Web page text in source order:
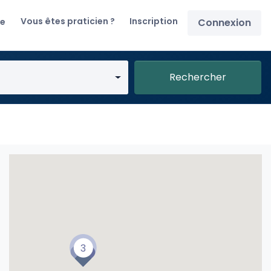
Vous êtes praticien ? Inscription Connexion
Rechercher
3